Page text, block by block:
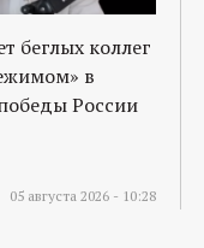
беглых коллег
в
России
05 августа 2026 - 10:28